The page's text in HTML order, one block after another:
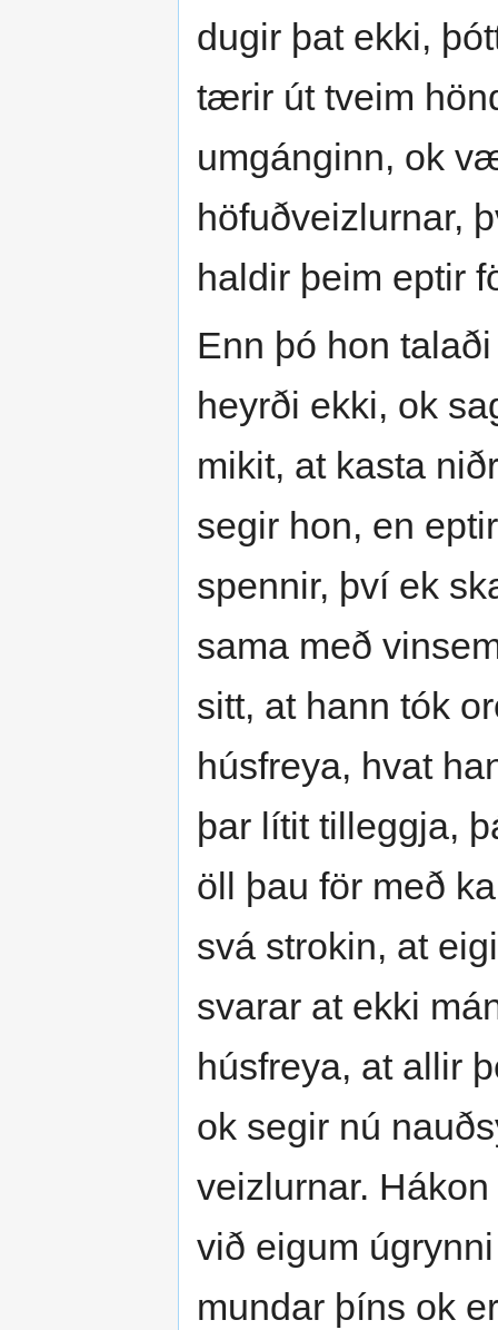
dugir þat ekki,
tærir út tveim
umgánginn, ok
höfuðveizlurnar,
haldir þeim eptir
Enn þó hon
heyrði ekki, ok
mikit, at kasta
segir hon, en
spennir, því ek
sama með
sitt, at hann tók
húsfreya, hvat
þar lítit tilleggja,
öll þau för með
svá strokin, at
svarar at ekki
húsfreya, at allir
ok segir nú
veizlurnar.
við eigum
mundar þíns ok